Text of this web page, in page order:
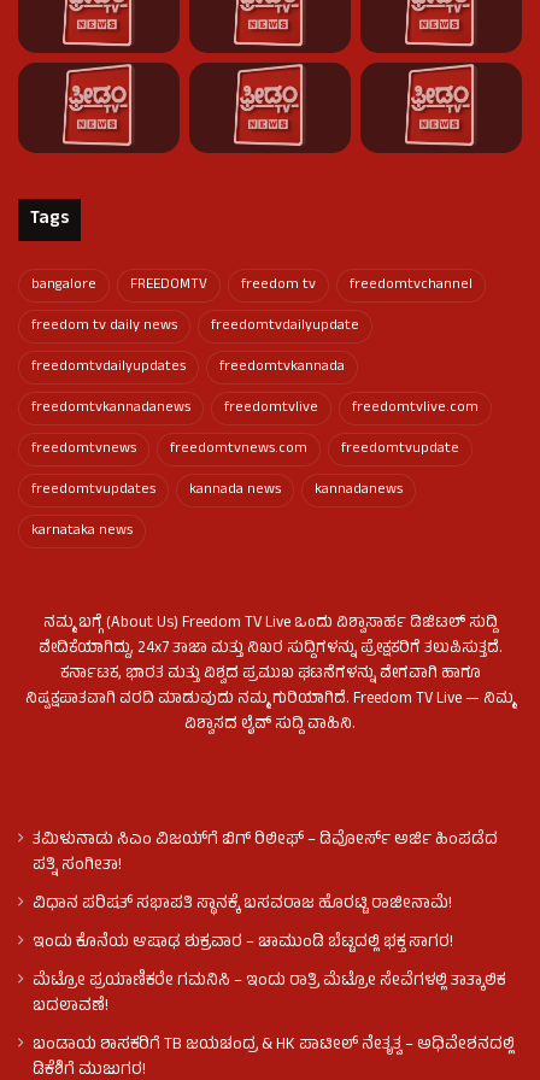
Tags
bangalore FREEDOMTV freedom tv
freedomtvchannel
freedom tv daily news
freedomtvdailyupdate
freedomtvdailyupdates
freedomtvkannada
freedomtvkannadanews
freedomtvlive
freedomtvlive.com
freedomtvnews
freedomtvnews.com
freedomtvupdate
freedomtvupdates
kannada news
kannadanews
karnataka news
ನಮ್ಮ ಬಗ್ಗೆ (About Us) Freedom TV Live ಒಂದು ವಿಶ್ವಾಸಾರ್ಹ ಡಿಜಿಟಲ್ ಸುದ್ದಿ
ವೇದಿಕೆಯಾಗಿದ್ದು, 24x7 ತಾಜಾ ಮತ್ತು ನಿಖರ ಸುದ್ದಿಗಳನ್ನು ಪ್ರೇಕ್ಷಕರಿಗೆ ತಲುಪಿಸುತ್ತದೆ.
ಕರ್ನಾಟಕ, ಭಾರತ ಮತ್ತು ವಿಶ್ವದ ಪ್ರಮುಖ ಘಟನೆಗಳನ್ನು ವೇಗವಾಗಿ ಹಾಗೂ
ನಿಷ್ಪಕ್ಷಪಾತವಾಗಿ ವರದಿ ಮಾಡುವುದು ನಮ್ಮ ಗುರಿಯಾಗಿದೆ. Freedom TV Live — ನಿಮ್ಮ
ವಿಶ್ವಾಸದ ಲೈವ್ ಸುದ್ದಿ ವಾಹಿನಿ.
ತಮಿಳುನಾಡು ಸಿಎಂ ವಿಜಯ್‌ಗೆ ಬಿಗ್ ರಿಲೀಫ್ – ಡಿವೋರ್ಸ್ ಅರ್ಜಿ ಹಿಂಪಡೆದ
ಪತ್ನಿ ಸಂಗೀತಾ!
ವಿಧಾನ ಪರಿಷತ್ ಸಭಾಪತಿ ಸ್ಥಾನಕ್ಕೆ ಬಸವರಾಜ ಹೊರಟ್ಟಿ ರಾಜೀನಾಮೆ!
ಇಂದು ಕೊನೆಯ ಆಷಾಢ ಶುಕ್ರವಾರ – ಚಾಮುಂಡಿ ಬೆಟ್ಟದಲ್ಲಿ ಭಕ್ತ ಸಾಗರ!
ಮೆಟ್ರೋ ಪ್ರಯಾಣಿಕರೇ ಗಮನಿಸಿ – ಇಂದು ರಾತ್ರಿ ಮೆಟ್ರೋ ಸೇವೆಗಳಲ್ಲಿ ತಾತ್ಕಾಲಿಕ
ಬದಲಾವಣೆ!
ಬಂಡಾಯ ಶಾಸಕರಿಗೆ TB ಜಯಚಂದ್ರ & HK ಪಾಟೀಲ್ ನೇತೃತ್ವ – ಅಧಿವೇಶನದಲ್ಲಿ
ಡಿಕೆಶಿಗೆ ಮುಜುಗರ!